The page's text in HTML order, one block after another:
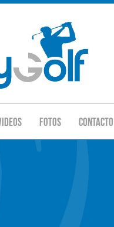
Fotos Contacto